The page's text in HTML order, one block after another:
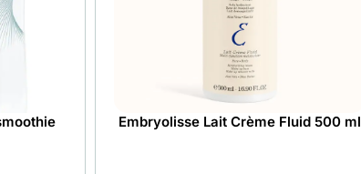
Embryolisse Lait Crème Fluid 500 ml